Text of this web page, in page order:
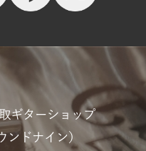
ギターショップ
ドナイン）